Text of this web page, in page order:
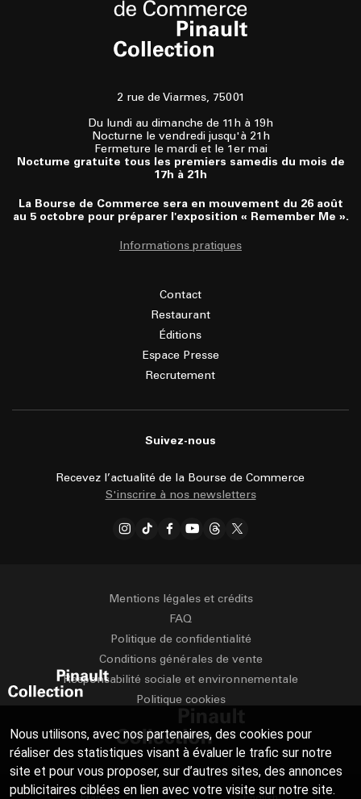
2 rue de Viarmes, 75001
Du lundi au dimanche de 11h à 19h
Nocturne le vendredi jusqu'à 21h
Fermeture le mardi et le 1er mai
Nocturne gratuite tous les premiers samedis du mois de
17h à 21h
La Bourse de Commerce sera en mouvement du 26 août
au 5 octobre pour préparer l'exposition « Remember Me ».
Informations pratiques
Contact
Restaurant
Éditions
Espace Presse
Recrutement
Suivez-nous
Recevez l’actualité de la Bourse de Commerce
S'inscrire à nos newsletters
Mentions légales et crédits
FAQ
Politique de confidentialité
Conditions générales de vente
Responsabilité sociale et environnementale
Politique cookies
Nous utilisons, avec nos partenaires, des cookies pour
réaliser des statistiques visant à évaluer le trafic sur notre
site et pour vous proposer, sur d’autres sites, des annonces
publicitaires ciblées en lien avec votre visite sur notre site.